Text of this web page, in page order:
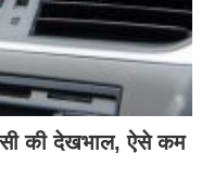
की देखभाल, ऐसे कम